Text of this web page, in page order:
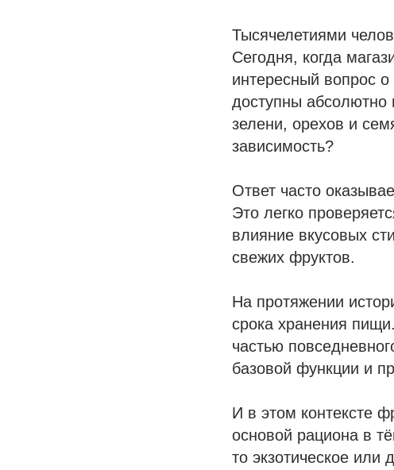
Тысячелетиями
Сегодня, когда
интересный вопрос
доступны
зелени, орехов и
зависимость?
Ответ часто
Это легко
влияние вкусовых
свежих фруктов.
На протяжении
срока хранения
частью
базовой функции и
И в этом контексте
основой рациона в
то экзотическое